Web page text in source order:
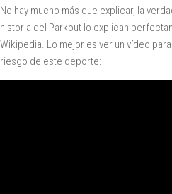
No hay mucho más que explicar, la
historia del Parkout lo explican
Wikipedia. Lo mejor es ver un vídeo
riesgo de este deporte: